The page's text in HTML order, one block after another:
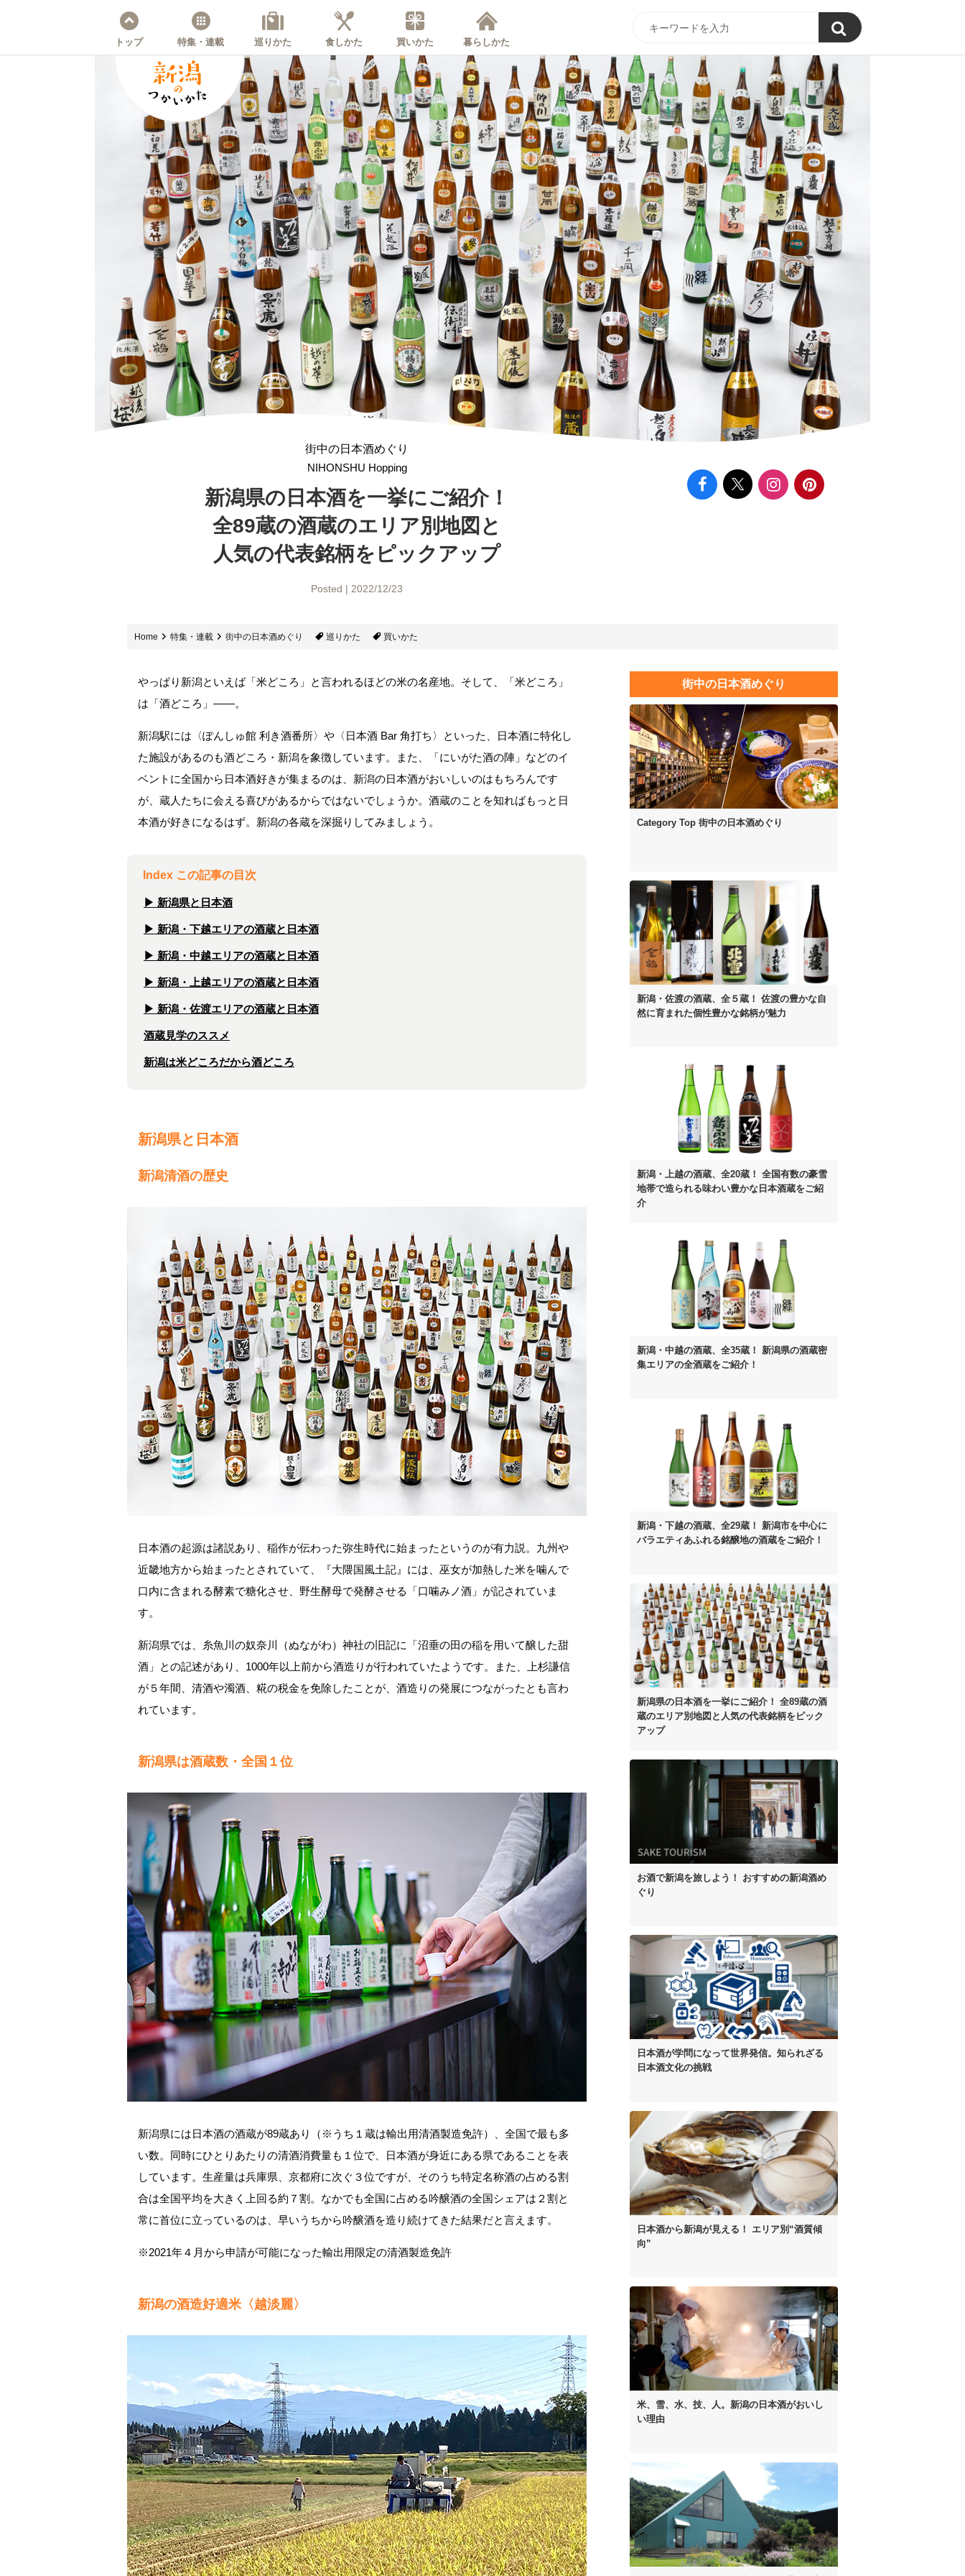
トップ 特集・連載 巡りかた 食しかた 買いかた 暮らしかた
街中の日本酒めぐり
NIHONSHU Hopping
新潟県の日本酒を一挙にご紹介！
全89蔵の酒蔵のエリア別地図と
人気の代表銘柄をピックアップ
Posted | 2022/12/23
Home 特集・連載 街中の日本酒めぐり 巡りかた 買いかた
やっぱり新潟といえば「米どころ」と言われるほどの米の名産地。そして、「米どころ」
は「酒どころ」——。
新潟駅には〈ぽんしゅ館 利き酒番所〉や〈日本酒 Bar 角打ち〉といった、日本酒に特化し
た施設があるのも酒どころ・新潟を象徴しています。また、「にいがた酒の陣」などのイ
ベントに全国から日本酒好きが集まるのは、新潟の日本酒がおいしいのはもちろんです
が、蔵人たちに会える喜びがあるからではないでしょうか。酒蔵のことを知ればもっと日
本酒が好きになるはず。新潟の各蔵を深掘りしてみましょう。
Index この記事の目次
▶︎ 新潟県と日本酒
▶︎ 新潟・下越エリアの酒蔵と日本酒
▶︎ 新潟・中越エリアの酒蔵と日本酒
▶︎ 新潟・上越エリアの酒蔵と日本酒
▶︎ 新潟・佐渡エリアの酒蔵と日本酒
酒蔵見学のススメ
新潟は米どころだから酒どころ
新潟県と日本酒
新潟清酒の歴史
日本酒の起源は諸説あり、稲作が伝わった弥生時代に始まったというのが有力説。九州や
近畿地方から始まったとされていて、『大隈国風土記』には、巫女が加熱した米を噛んで
口内に含まれる酵素で糖化させ、野生酵母で発酵させる「口噛みノ酒」が記されていま
す。
新潟県では、糸魚川の奴奈川（ぬながわ）神社の旧記に「沼垂の田の稲を用いて醸した甜
酒」との記述があり、1000年以上前から酒造りが行われていたようです。また、上杉謙信
が５年間、清酒や濁酒、糀の税金を免除したことが、酒造りの発展につながったとも言わ
れています。
新潟県は酒蔵数・全国１位
新潟県には日本酒の酒蔵が89蔵あり（※うち１蔵は輸出用清酒製造免許）、全国で最も多
い数。同時にひとりあたりの清酒消費量も１位で、日本酒が身近にある県であることを表
しています。生産量は兵庫県、京都府に次ぐ３位ですが、そのうち特定名称酒の占める割
合は全国平均を大きく上回る約７割。なかでも全国に占める吟醸酒の全国シェアは２割と
常に首位に立っているのは、早いうちから吟醸酒を造り続けてきた結果だと言えます。
※2021年４月から申請が可能になった輸出用限定の清酒製造免許
新潟の酒造好適米〈越淡麗〉
街中の日本酒めぐり
Category Top 街中の日本酒めぐり
新潟・佐渡の酒蔵、全５蔵！ 佐渡の豊かな自
然に育まれた個性豊かな銘柄が魅力
新潟・上越の酒蔵、全20蔵！ 全国有数の豪雪
地帯で造られる味わい豊かな日本酒蔵をご紹
介
新潟・中越の酒蔵、全35蔵！ 新潟県の酒蔵密
集エリアの全酒蔵をご紹介！
新潟・下越の酒蔵、全29蔵！ 新潟市を中心に
バラエティあふれる銘醸地の酒蔵をご紹介！
新潟県の日本酒を一挙にご紹介！ 全89蔵の酒
蔵のエリア別地図と 人気の代表銘柄をピック
アップ
お酒で新潟を旅しよう！ おすすめの新潟酒め
ぐり
日本酒が学問になって世界発信。 知られざる
日本酒文化の挑戦
日本酒から新潟が見える！ エリア別“酒質傾
向”
米、雪、水、技、人。 新潟の日本酒がおいし
い理由